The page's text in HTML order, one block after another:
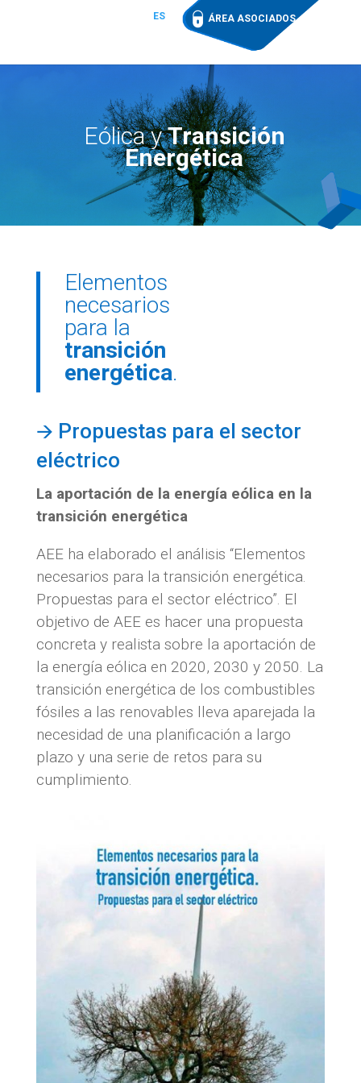
ES ÁREA ASOCIADOS
Eólica yTransición
Energética
Elementos
necesarios
para la
transición
energética.
🡪 Propuestas para el sector
eléctrico
La aportación de la energía eólica en la
transición energética
AEE ha elaborado el análisis “Elementos
necesarios para la transición energética.
Propuestas para el sector eléctrico”. El
objetivo de AEE es hacer una propuesta
concreta y realista sobre la aportación de
la energía eólica en 2020, 2030 y 2050. La
transición energética de los combustibles
fósiles a las renovables lleva aparejada la
necesidad de una planificación a largo
plazo y una serie de retos para su
cumplimiento.